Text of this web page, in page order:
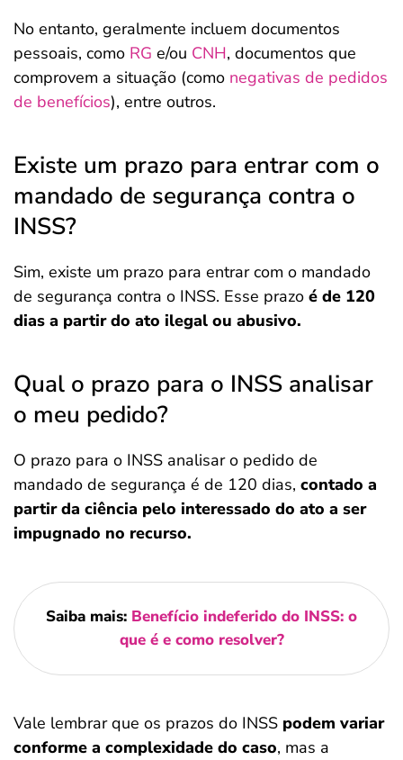
No entanto, geralmente incluem documentos
pessoais, como RG e/ou CNH, documentos que
comprovem a situação (como negativas de pedidos
de benefícios), entre outros.
Existe um prazo para entrar com o
mandado de segurança contra o
INSS?
Sim, existe um prazo para entrar com o mandado
de segurança contra o INSS. Esse prazo é de 120
dias a partir do ato ilegal ou abusivo.
Qual o prazo para o INSS analisar
o meu pedido?
O prazo para o INSS analisar o pedido de
mandado de segurança é de 120 dias, contado a
partir da ciência pelo interessado do ato a ser
impugnado no recurso.
Saiba mais: Benefício indeferido do INSS: o
que é e como resolver?
Vale lembrar que os prazos do INSS podem variar
conforme a complexidade do caso, mas a